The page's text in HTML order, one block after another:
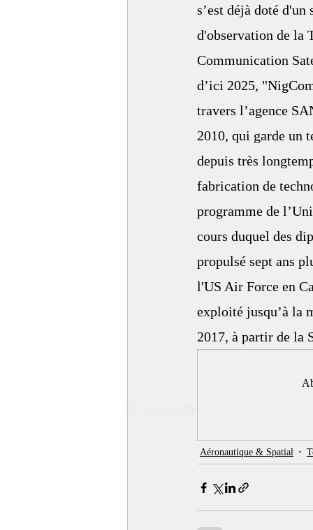
s’est déjà doté
d'observation de la
Communication
d’ici 2025,
travers l’agence
2010, qui garde un
depuis très
fabrication de
programme de
cours duquel des
propulsé sept ans
l'US Air Force en
exploité jusqu’à la
2017, à partir de la
Aéronautique & Spatial
© Copyright